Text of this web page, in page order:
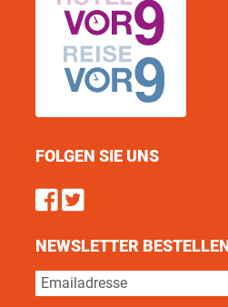
FOLGEN SIE UNS
Find us on
Follow us on
NEWSLETTER